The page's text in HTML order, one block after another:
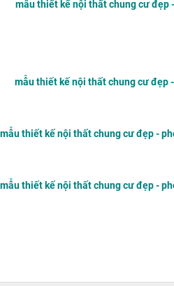
mẫu thiết kế nội thất chung cư đẹp
mẫu thiết kế nội thất chung cư đẹp
mẫu thiết kế nội thất chung cư đẹp -
mẫu thiết kế nội thất chung cư đẹp -